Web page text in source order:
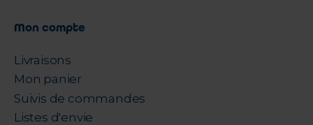
Mon compte
Livraisons
Mon panier
Suivis de commandes
Listes d'envie